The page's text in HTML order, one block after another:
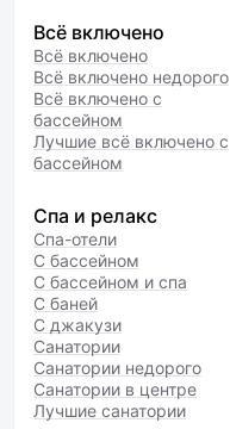
Всё включено
Всё включено
Всё включено недорого
Всё включено с
бассейном
Лучшие всё включено с
бассейном
Спа и релакс
Спа-отели
С бассейном
С бассейном и спа
С баней
С джакузи
Санатории
Санатории недорого
Санатории в центре
Лучшие санатории